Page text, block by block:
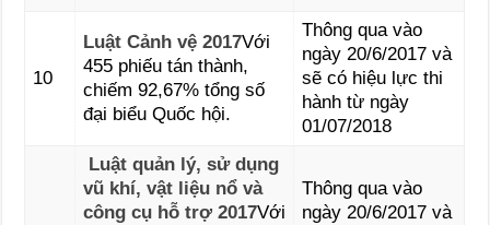
10
Luật Cảnh vệ 2017Với
455 phiếu tán thành,
chiếm 92,67% tổng số
đại biểu Quốc hội.
Thông qua vào
ngày 20/6/2017 và
sẽ có hiệu lực thi
hành từ ngày
01/07/2018
Luật quản lý, sử dụng
vũ khí, vật liệu nổ và
công cụ hỗ trợ 2017Với
Thông qua vào
ngày 20/6/2017 và